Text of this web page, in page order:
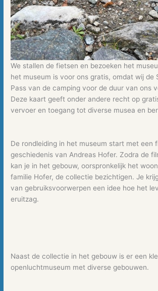
We stallen de fietsen en bezoeken het
het museum is voor ons gratis, omdat wij de
Pass van de camping voor de duur van ons
Deze kaart geeft onder andere recht op
vervoer en toegang tot diverse musea en
De rondleiding in het museum start met een
geschiedenis van Andreas Hofer. Zodra de
kan je in het gebouw, oorspronkelijk het
familie Hofer, de collectie bezichtigen. Je
van gebruiksvoorwerpen een idee hoe het
eruitzag.
Naast de collectie in het gebouw is er een
openluchtmuseum met diverse gebouwen.